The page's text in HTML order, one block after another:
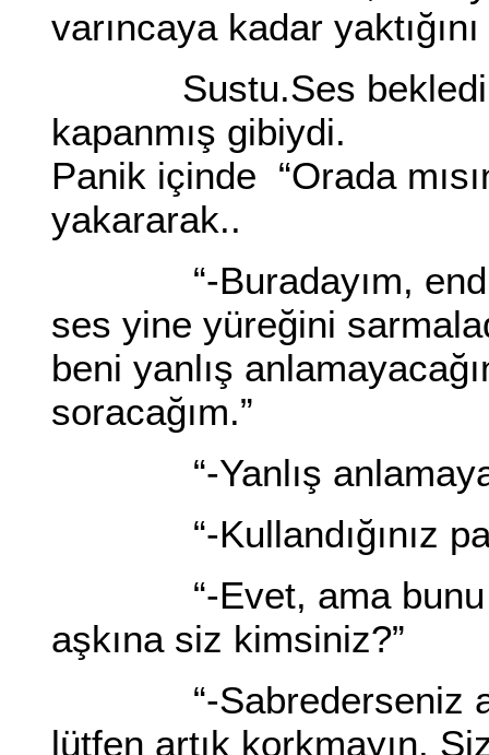
varıncaya kadar
Sustu.Ses bekledi
kapanmış gibiydi.
Panik içinde “Orada
yakararak..
“-Buradayım,
ses yine yüreğini
beni yanlış
soracağım.”
“-Yanlış
“-Kullandığınız
“-Evet, ama bunu
aşkına siz kimsiniz?”
“-Sabrederseniz
lütfen artık korkmayın.